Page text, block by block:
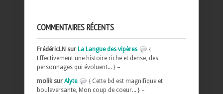
COMMENTAIRES RÉCENTS
FrédéricLN sur La Langue des vipères
{
Effectivement une histoire riche et dense, des
personnages qui évoluent... } –
molik sur Alyte
{ Cette bd est magnifique et
bouleversante, Mon coup de coeur... } –